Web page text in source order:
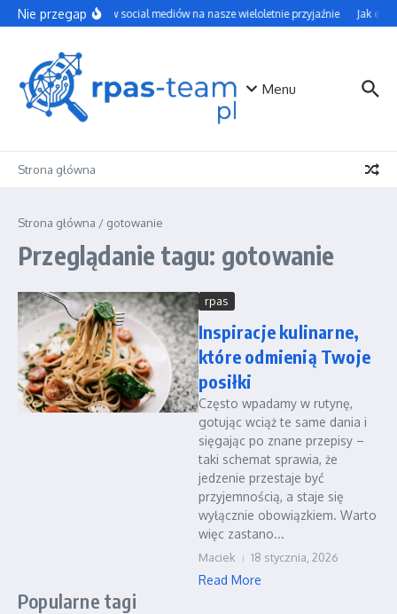
Przejdź do treści
Nie przegapWpływ social mediów na nasze wieloletnie przyjaźnie Jak
Menu
Strona główna
Strona główna / gotowanie
Przeglądanie tagu: gotowanie
rpas
Inspiracje kulinarne,
które odmienią Twoje
posiłki
Często wpadamy w rutynę,
gotując wciąż te same dania i
sięgając po znane przepisy –
taki schemat sprawia, że
jedzenie przestaje być
przyjemnością, a staje się
wyłącznie obowiązkiem. Warto
więc zastano...
Maciek 18 stycznia, 2026
Read More
Popularne tagi